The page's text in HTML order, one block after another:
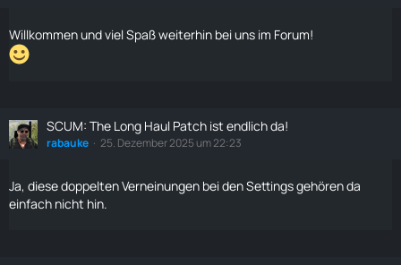
Willkommen und viel Spaß weiterhin bei uns im Forum!
SCUM: The Long Haul Patch ist endlich da!
rabauke 25. Dezember 2025 um 22:23
Ja, diese doppelten Verneinungen bei den Settings gehören da
einfach nicht hin.